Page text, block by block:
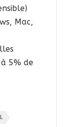
Mac,
5% de